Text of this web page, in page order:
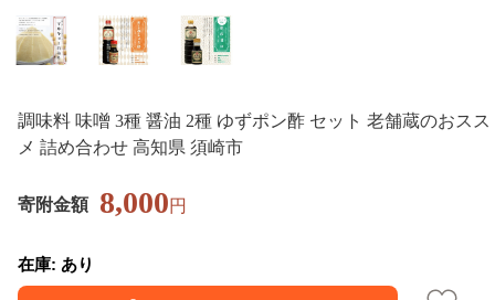
調味料 味噌 3種 醤油 2種 ゆずポン酢 セット 老舗蔵のおスス
メ 詰め合わせ 高知県 須崎市
寄附金額 8,000円
在庫: あり